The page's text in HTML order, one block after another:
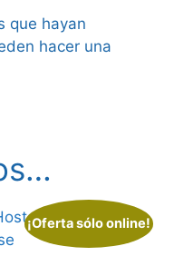
que hayan
hacer una
¡Oferta sólo online!